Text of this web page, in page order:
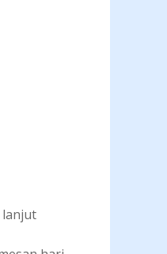
lanjut